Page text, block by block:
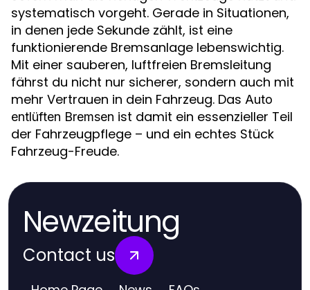
systematisch vorgeht. Gerade in Situationen,
in denen jede Sekunde zählt, ist eine
funktionierende Bremsanlage lebenswichtig.
Mit einer sauberen, luftfreien Bremsleitung
fährst du nicht nur sicherer, sondern auch mit
mehr Vertrauen in dein Fahrzeug. Das Auto
entlüften Bremsen ist damit ein essenzieller Teil
der Fahrzeugpflege – und ein echtes Stück
Fahrzeug-Freude.
Newzeitung
Contact us